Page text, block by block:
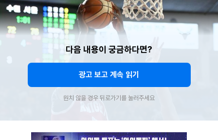
다음 내용이 궁금하다면?
광고 보고 계속 읽기
원치 않을 경우 뒤로가기를 눌러주세요